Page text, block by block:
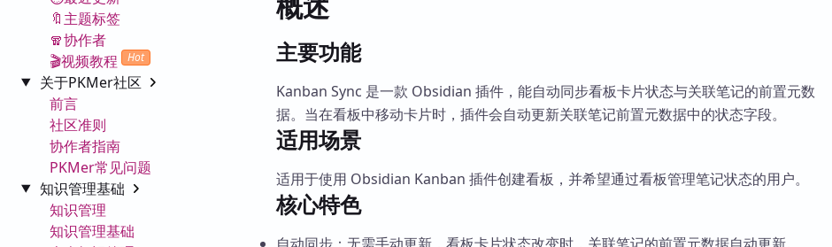
🔖主题标签
🧣协作者
🎬视频教程
Hot
关于PKMer社区
前言
社区准则
协作者指南
PKMer常见问题
知识管理基础
知识管理
知识管理基础
主要功能
Kanban Sync 是一款 Obsidian 插件，能自动同步看板卡片状态与关联笔记的前置元数
据。当在看板中移动卡片时，插件会自动更新关联笔记前置元数据中的状态字段。
适用场景
适用于使用 Obsidian Kanban 插件创建看板，并希望通过看板管理笔记状态的用户。
核心特色